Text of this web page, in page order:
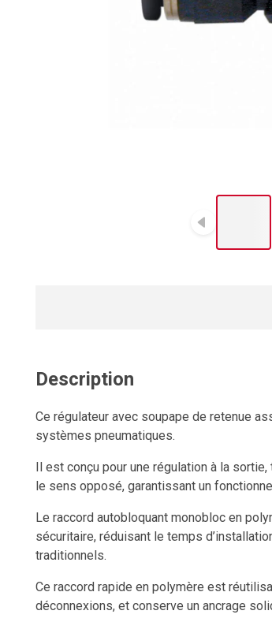
Description
Ce régulateur avec soupape de retenue
systèmes pneumatiques.
Il est conçu pour une régulation à la
le sens opposé, garantissant un
Le raccord autobloquant monobloc en
sécuritaire, réduisant le temps
traditionnels.
Ce raccord rapide en polymère est
déconnexions, et conserve un ancrage